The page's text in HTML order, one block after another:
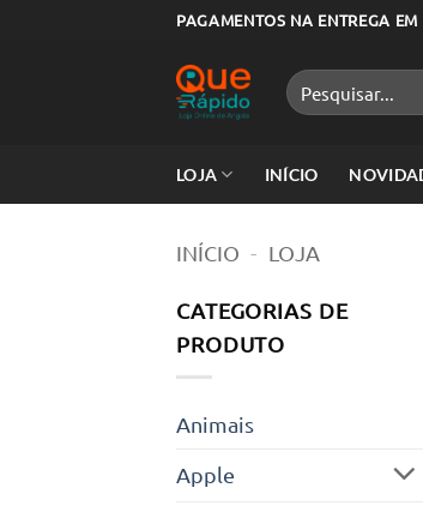
PAGAMENTOS NA ENTREGA
Pesquisar
por:
LOJA INÍCIO
INÍCIO - LOJA
CATEGORIAS DE
PRODUTO
Animais
Apple